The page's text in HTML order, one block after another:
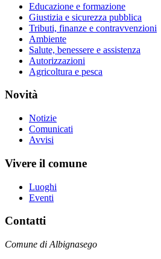
Educazione e formazione
Giustizia e sicurezza pubblica
Tributi, finanze e contravvenzioni
Ambiente
Salute, benessere e assistenza
Autorizzazioni
Agricoltura e pesca
Novità
Notizie
Comunicati
Avvisi
Vivere il comune
Luoghi
Eventi
Contatti
Comune di Albignasego